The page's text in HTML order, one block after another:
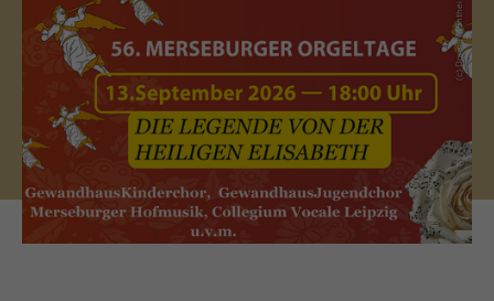
(c) Danny Manthei